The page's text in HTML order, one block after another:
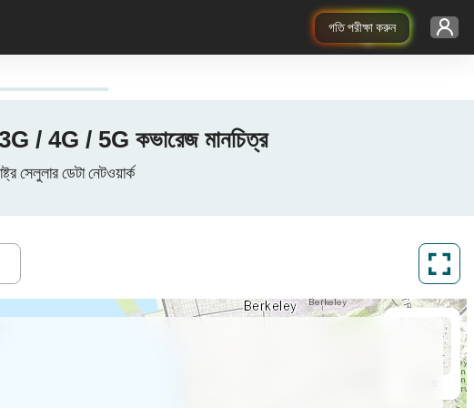
গতি পরীক্ষা করুন
3G / 4G / 5G কভারেজ মানচিত্র
সেলুলার ডেটা নেটওয়ার্ক